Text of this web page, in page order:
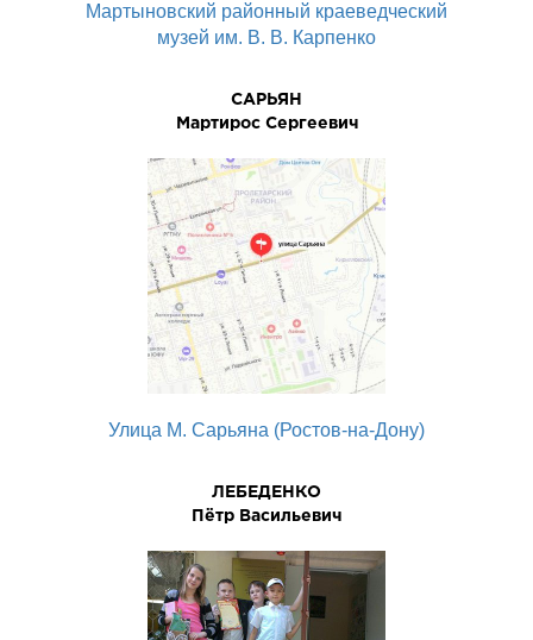
Мартыновский районный краеведческий
музей им. В. В. Карпенко
САРЬЯH
Мартирос Сергеевич
Улица М. Сарьяна (Ростов-на-Дону)
ЛЕБЕДЕHКО
Пётp Васильевич